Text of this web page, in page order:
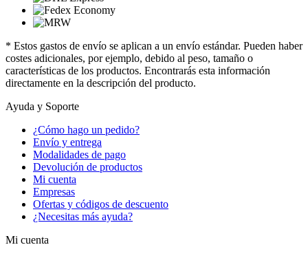
* Estos gastos de envío se aplican a un envío estándar. Pueden haber
costes adicionales, por ejemplo, debido al peso, tamaño o
características de los productos. Encontrarás esta información
directamente en la descripción del producto.
Ayuda y Soporte
¿Cómo hago un pedido?
Envío y entrega
Modalidades de pago
Devolución de productos
Mi cuenta
Empresas
Ofertas y códigos de descuento
¿Necesitas más ayuda?
Mi cuenta